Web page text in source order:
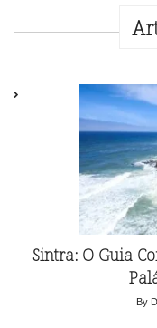
Sintra: O Guia
By